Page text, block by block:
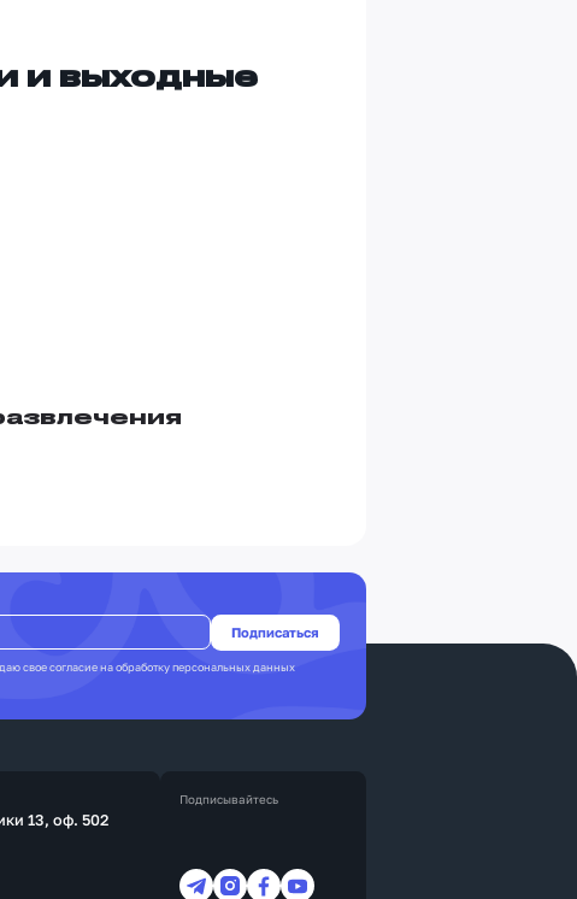
и выходные
свое согласие наобработку персональных данных
13, оф. 502
Подписывайтесь